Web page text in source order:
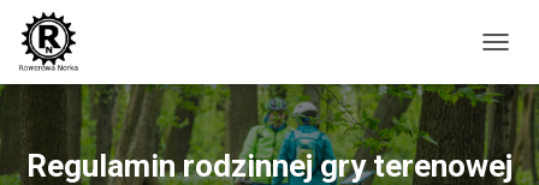
R
Z
Ą
Regulamin rodzinnej gry terenowej